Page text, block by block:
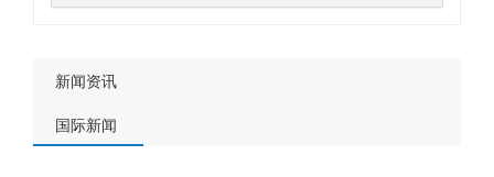
新闻资讯
国际新闻